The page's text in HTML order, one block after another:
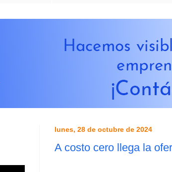
lunes, 28 de octubre de 2024
A costo cero llega la